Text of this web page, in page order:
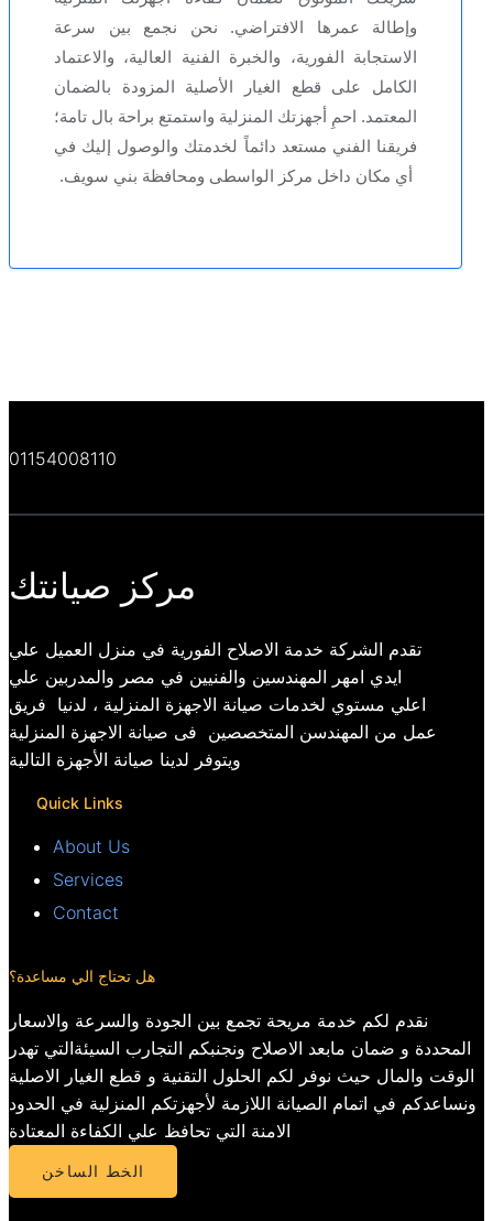
وإطالة عمرها الافتراضي. نحن نجمع بين سرعة
الاستجابة الفورية، والخبرة الفنية العالية، والاعتماد
الكامل على قطع الغيار الأصلية المزودة بالضمان
المعتمد. احمِ أجهزتك المنزلية واستمتع براحة بال تامة؛
فريقنا الفني مستعد دائماً لخدمتك والوصول إليك في
أي مكان داخل مركز الواسطى ومحافظة بني سويف.
01154008110
مركز صيانتك
تقدم الشركة خدمة الاصلاح الفورية في منزل العميل علي
ايدي امهر المهندسين والفنيين في مصر والمدربين علي
اعلي مستوي لخدمات صيانة الاجهزة المنزلية ، لدنيا فريق
عمل من المهندسن المتخصصين فى صيانة الاجهزة المنزلية
ويتوفر لدينا صيانة الأجهزة التالية
Quick Links
About Us
Services
Contact
هل تحتاج الي مساعدة؟
نقدم لكم خدمة مريحة تجمع بين الجودة والسرعة والاسعار
المحددة و ضمان مابعد الاصلاح ونجنبكم التجارب السيئةالتي تهدر
الوقت والمال حيث نوفر لكم الحلول التقنية و قطع الغيار الاصلية
ونساعدكم في اتمام الصيانة اللازمة لأجهزتكم المنزلية في الحدود
الامنة التي تحافظ علي الكفاءة المعتادة
الخط الساخن